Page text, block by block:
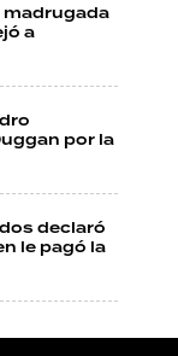
madrugada
a
por la
declaró
le pagó la